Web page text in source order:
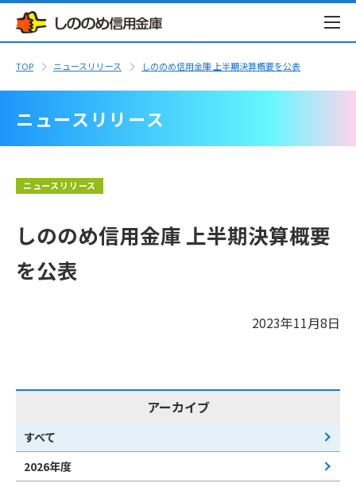
TOP ニュースリリース しののめ信用金庫 上半期決算概要を公表
ニュースリリース
ニュースリリース
しののめ信用金庫 上半期決算概要
を公表
2023年11月8日
アーカイブ
すべて
2026年度